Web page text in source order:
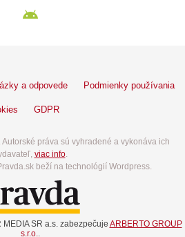
a odpovede Podmienky používania
GDPR
práva sú vyhradené a vykonáva ich
viac info.
beží na technológií Wordpress.
SR a.s. zabezpečuje ARBERTO GROUP
s.r.o..